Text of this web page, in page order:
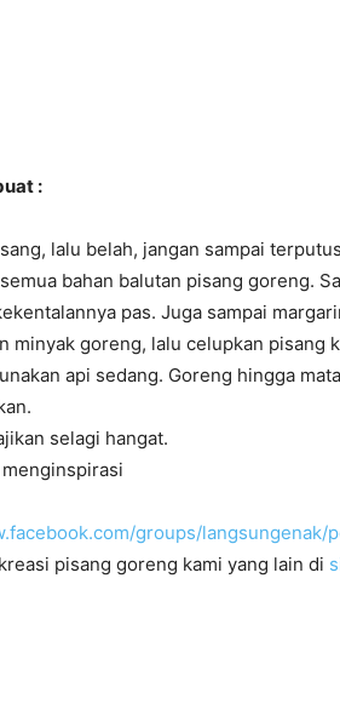
:
lalu belah, jangan sampai
bahan balutan pisang goreng.
pas. Juga sampai
minyak goreng, lalu celupkan pisang
api sedang. Goreng hingga
selagi hangat.
groups/
pisang goreng kami yang lain di